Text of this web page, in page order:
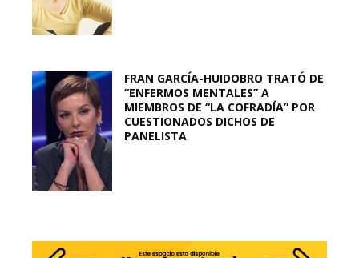
FRAN GARCÍA-HUIDOBRO TRATÓ DE
“ENFERMOS MENTALES” A
MIEMBROS DE “LA COFRADÍA” POR
CUESTIONADOS DICHOS DE
PANELISTA